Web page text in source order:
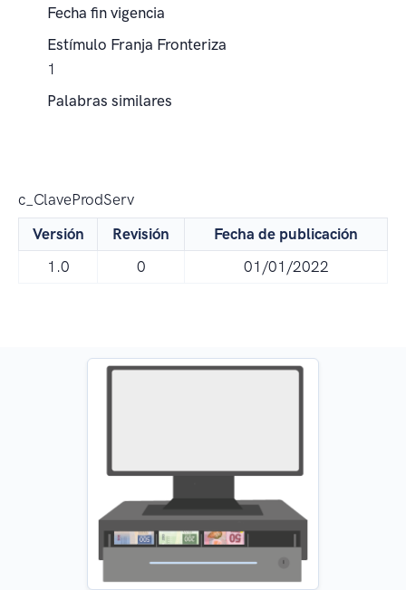
Fecha fin vigencia
Estímulo Franja Fronteriza
1
Palabras similares
c_ClaveProdServ
Versión
Revisión
Fecha de publicación
1.0
0 01/01/2022